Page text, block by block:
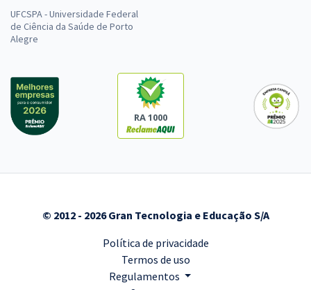
UFCSPA - Universidade Federal
de Ciência da Saúde de Porto
Alegre
RA 1000
© 2012 - 2026 Gran Tecnologia e Educação S/A
Política de privacidade
Termos de uso
Regulamentos